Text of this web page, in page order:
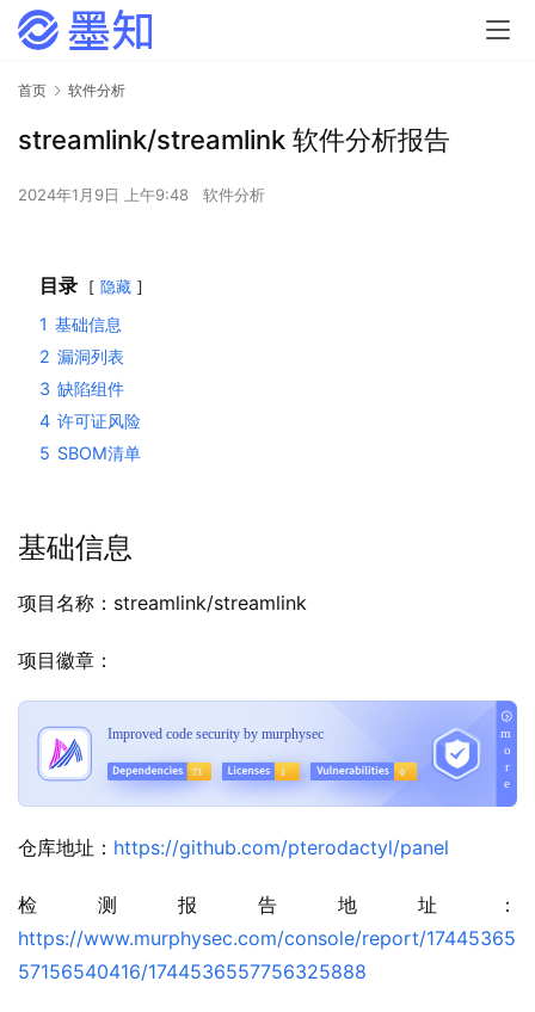
首页 软件分析
streamlink/streamlink 软件分析报告
2024年1月9日 上午9:48 软件分析
目录 隐藏
1 基础信息
2 漏洞列表
3 缺陷组件
4 许可证风险
5 SBOM清单
基础信息
项目名称：streamlink/streamlink
项目徽章：
仓库地址： https://github.com/pterodactyl/panel
检测报告地址：
https://www.murphysec.com/console/report/17445365
57156540416/1744536557756325888